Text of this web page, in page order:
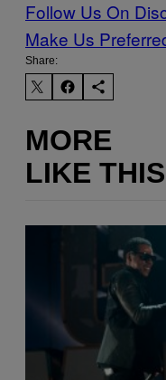
Follow Us On
Make Us
Share:
MORE
LIKE THIS